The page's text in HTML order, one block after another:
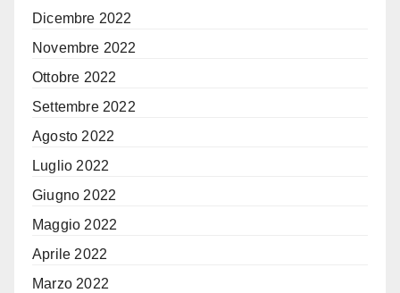
Dicembre 2022
Novembre 2022
Ottobre 2022
Settembre 2022
Agosto 2022
Luglio 2022
Giugno 2022
Maggio 2022
Aprile 2022
Marzo 2022